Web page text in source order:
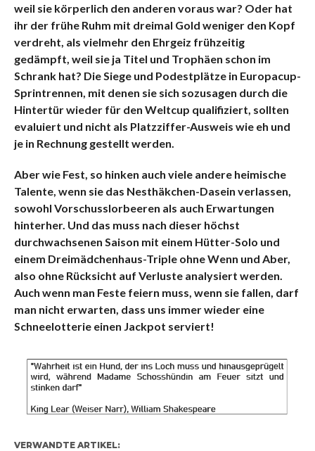
weil sie körperlich den anderen voraus war? Oder hat
ihr der frühe Ruhm mit dreimal Gold weniger den Kopf
verdreht, als vielmehr den Ehrgeiz frühzeitig
gedämpft, weil sie ja Titel und Trophäen schon im
Schrank hat? Die Siege und Podestplätze in Europacup-
Sprintrennen, mit denen sie sich sozusagen durch die
Hintertür wieder für den Weltcup qualifiziert, sollten
evaluiert und nicht als Platzziffer-Ausweis wie eh und
je in Rechnung gestellt werden.
Aber wie Fest, so hinken auch viele andere heimische
Talente, wenn sie das Nesthäkchen-Dasein verlassen,
sowohl Vorschusslorbeeren als auch Erwartungen
hinterher. Und das muss nach dieser höchst
durchwachsenen Saison mit einem Hütter-Solo und
einem Dreimädchenhaus-Triple ohne Wenn und Aber,
also ohne Rücksicht auf Verluste analysiert werden.
Auch wenn man Feste feiern muss, wenn sie fallen, darf
man nicht erwarten, dass uns immer wieder eine
Schneelotterie einen Jackpot serviert!
VERWANDTE ARTIKEL: